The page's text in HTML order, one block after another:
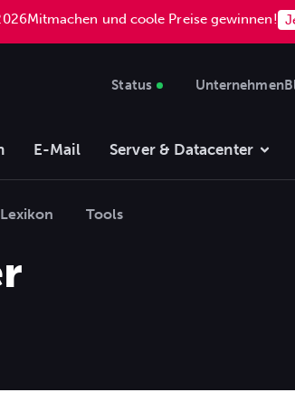
Mitmachen und coole Preise gewinnen!
Status Unternehmen
E-Mail Server & Datacenter
Lexikon Tools